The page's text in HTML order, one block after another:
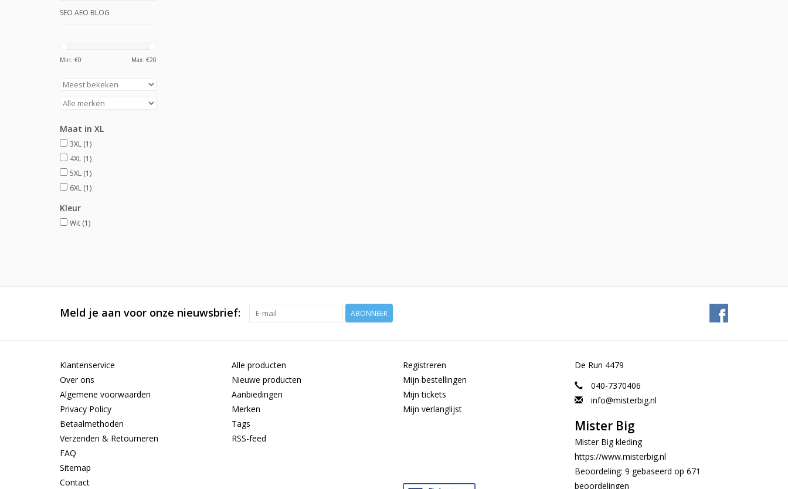
SEO AEO BLOG
Min: €0 Max: €20
Maat in XL
3XL (1)
4XL (1)
5XL (1)
6XL (1)
Kleur
Wit (1)
Meld je aan voor onze nieuwsbrief: ABONNEER
Klantenservice
Over ons
Algemene voorwaarden
Privacy Policy
Betaalmethoden
Verzenden & Retourneren
FAQ
Sitemap
Contact
Alle producten
Nieuwe producten
Aanbiedingen
Merken
Tags
RSS-feed
Registreren
Mijn bestellingen
Mijn tickets
Mijn verlanglijst
De Run 4479
040-7370406
info@misterbig.nl
Mister Big
Mister Big kleding
https://www.misterbig.nl
Beoordeling: 9 gebaseerd op 671
beoordelingen